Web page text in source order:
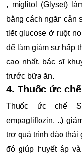
, miglitol (Glyset)
bằng cách ngăn cản
tiết glucose ở ruột
để làm giảm sự hấp
cao nhất, bác sĩ
trước bữa ăn.
4. Thuốc ức chế
Thuốc ức chế
empagliflozin. ..)
trợ quá trình đào thải
đó giúp huyết áp